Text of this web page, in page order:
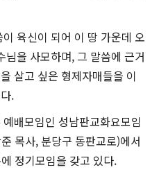
육신이 되어 이 땅 가운데 오
님을 사모하며, 그 말씀에 근거
살고 싶은 형제자매들을 이
.
배모임인 성남판교화요모임
목사, 분당구 동판교로)에서
정기모임을 갖고 있다.